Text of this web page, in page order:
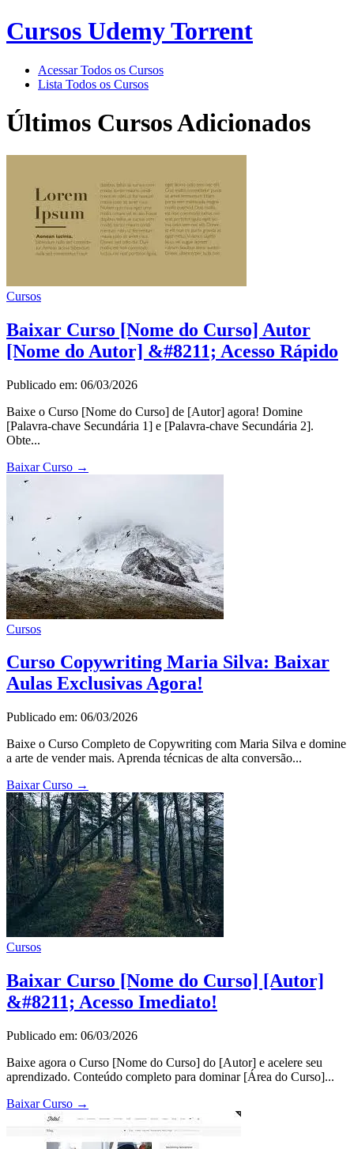
Cursos Udemy Torrent
Acessar Todos os Cursos
Lista Todos os Cursos
Últimos Cursos Adicionados
Cursos
Baixar Curso [Nome do Curso] Autor
[Nome do Autor] &#8211; Acesso Rápido
Publicado em: 06/03/2026
Baixe o Curso [Nome do Curso] de [Autor] agora! Domine
[Palavra-chave Secundária 1] e [Palavra-chave Secundária 2].
Obte...
Baixar Curso →
Cursos
Curso Copywriting Maria Silva: Baixar
Aulas Exclusivas Agora!
Publicado em: 06/03/2026
Baixe o Curso Completo de Copywriting com Maria Silva e domine
a arte de vender mais. Aprenda técnicas de alta conversão...
Baixar Curso →
Cursos
Baixar Curso [Nome do Curso] [Autor]
&#8211; Acesso Imediato!
Publicado em: 06/03/2026
Baixe agora o Curso [Nome do Curso] do [Autor] e acelere seu
aprendizado. Conteúdo completo para dominar [Área do Curso]...
Baixar Curso →